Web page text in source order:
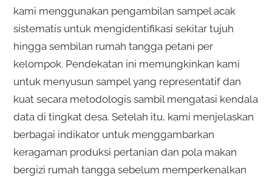
kami menggunakan pengambilan sampel acak
sistematis untuk mengidentifikasi sekitar tujuh
hingga sembilan rumah tangga petani per
kelompok. Pendekatan ini memungkinkan kami
untuk menyusun sampel yang representatif dan
kuat secara metodologis sambil mengatasi kendala
data di tingkat desa. Setelah itu, kami menjelaskan
berbagai indikator untuk menggambarkan
keragaman produksi pertanian dan pola makan
bergizi rumah tangga sebelum memperkenalkan